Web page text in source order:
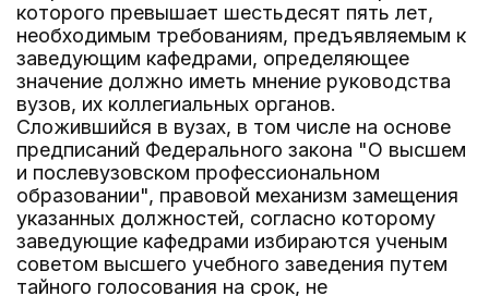
которого превышает шестьдесят пять лет,
необходимым требованиям, предъявляемым к
заведующим кафедрами, определяющее
значение должно иметь мнение руководства
вузов, их коллегиальных органов.
Сложившийся в вузах, в том числе на основе
предписаний Федерального закона "О высшем
и послевузовском профессиональном
образовании", правовой механизм замещения
указанных должностей, согласно которому
заведующие кафедрами избираются ученым
советом высшего учебного заведения путем
тайного голосования на срок, не